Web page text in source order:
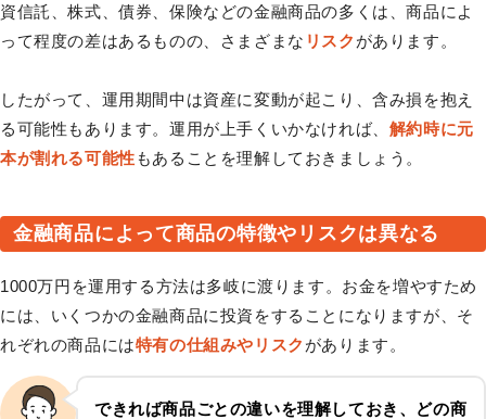
資信託、株式、債券、保険などの金融商品の多くは、商品によ
って程度の差はあるものの、さまざまな リスク があります。
したがって、運用期間中は資産に変動が起こり、含み損を抱え
る可能性もあります。運用が上手くいかなければ、 解約時に元
本が割れる可能性 もあることを理解しておきましょう。
金融商品によって商品の特徴やリスクは異なる
1000万円を運用する方法は多岐に渡ります。お金を増やすため
には、いくつかの金融商品に投資をすることになりますが、そ
れぞれの商品には特有の仕組みやリスク があります。
できれば商品ごとの違いを理解しておき、どの商